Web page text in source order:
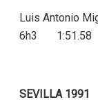
Luis
6h3 1:51.58
SEVILLA 1991